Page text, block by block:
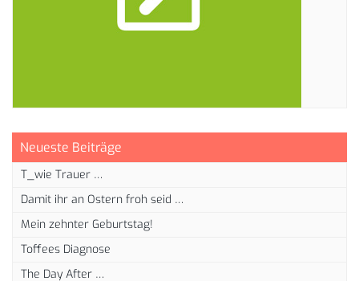
Neueste Beiträge
T_wie Trauer …
Damit ihr an Ostern froh seid …
Mein zehnter Geburtstag!
Toffees Diagnose
The Day After …